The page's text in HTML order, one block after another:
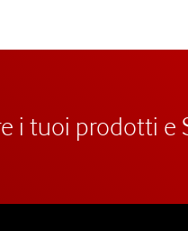
i tuoi prodotti e